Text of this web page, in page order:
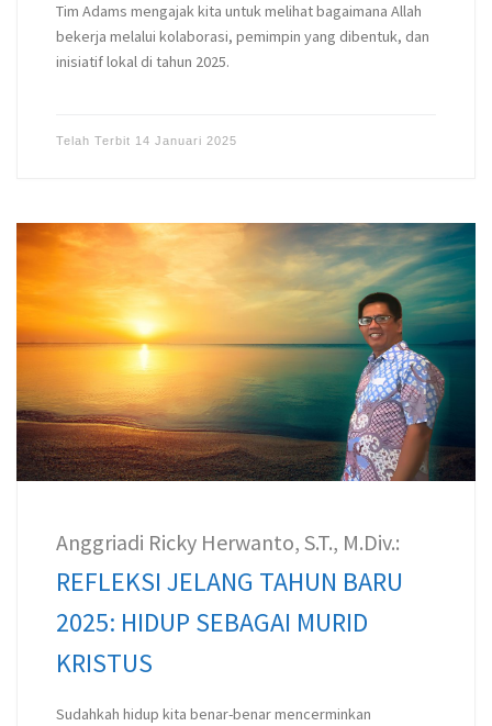
Tim Adams mengajak kita untuk melihat bagaimana Allah
bekerja melalui kolaborasi, pemimpin yang dibentuk, dan
inisiatif lokal di tahun 2025.
Telah Terbit 14 Januari 2025
Anggriadi Ricky Herwanto, S.T., M.Div.:
REFLEKSI JELANG TAHUN BARU
2025: HIDUP SEBAGAI MURID
KRISTUS
Sudahkah hidup kita benar-benar mencerminkan